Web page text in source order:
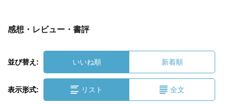
感想・レビュー・書評
並び替え: いいね順 新着順
表示形式: リスト 全文